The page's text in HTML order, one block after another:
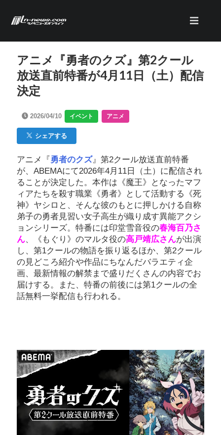
アニメ『勇者のクズ』第2クール
放送直前特番が4月11日（土）配信
決定
2026/04/10 イベント アニメ
シェアする
アニメ『 勇者のクズ』第2クール放送直前特番
が、ABEMAにて2026年4月11日（土）に配信され
ることが決定した。本作は《魔王》となったマフ
ィアたちを殺す職業《勇者》として活動する《死
神》ヤシロと、そんな彼のもとに押しかける自称
弟子の勇者見習い女子高生が織り成す異能アクシ
ョンシリーズ。特番には印堂雪音役の春海百乃さ
ん、《もぐり》のマルタ役の高戸靖広さんが出演
し、第1クールの物語を振り返るほか、第2クール
の見どころ紹介や作品にちなんだバラエティ企
画、最新情報の解禁まで盛りだくさんの内容でお
届けする。また、特番の前後には第1クールの全
話無料一挙配信も行われる。